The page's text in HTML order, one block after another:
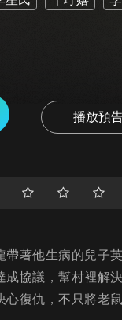
播放預
帶著他生病的兒子
成協議，幫村裡解
心復仇，不只將老